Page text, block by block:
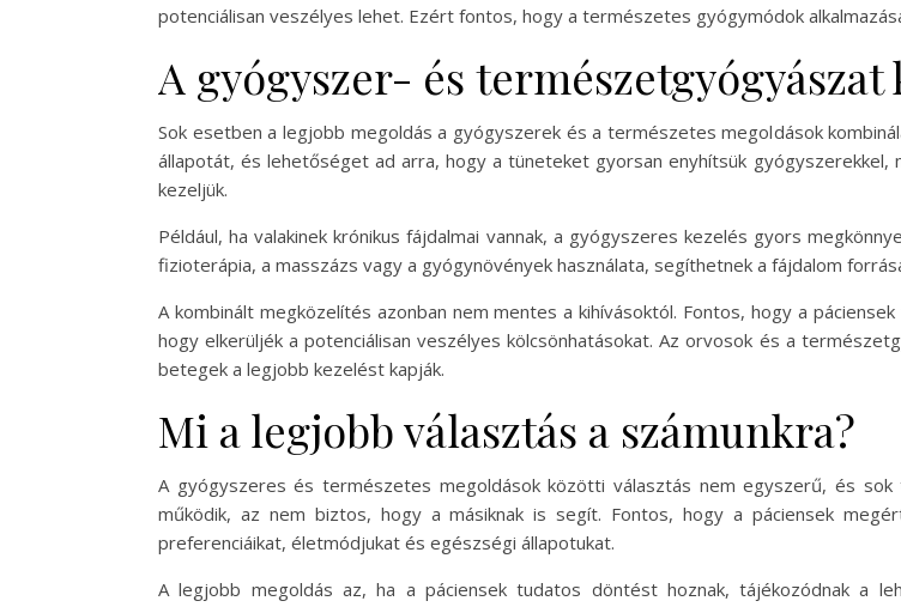
potenciálisan veszélyes lehet. Ezért fontos, hogy a természetes gyógymódok
A gyógyszer- és természetgyógyászat
Sok esetben a legjobb megoldás a gyógyszerek és a természetes megoldások
állapotát, és lehetőséget ad arra, hogy a tüneteket gyorsan enyhítsük
kezeljük.
Például, ha valakinek krónikus fájdalmai vannak, a gyógyszeres kezelés gyors
fizioterápia, a masszázs vagy a gyógynövények használata, segíthetnek a fájdalom
A kombinált megközelítés azonban nem mentes a kihívásoktól. Fontos, hogy a
hogy elkerüljék a potenciálisan veszélyes kölcsönhatásokat. Az orvosok és a
betegek a legjobb kezelést kapják.
Mi a legjobb választás a számunkra?
A gyógyszeres és természetes megoldások közötti választás nem egyszerű, és
működik, az nem biztos, hogy a másiknak is segít. Fontos, hogy a páciensek
preferenciáikat, életmódjukat és egészségi állapotukat.
A legjobb megoldás az, ha a páciensek tudatos döntést hoznak, tájékozódnak a